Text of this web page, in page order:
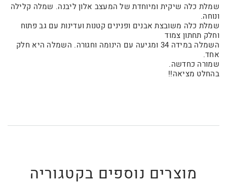
שמלת כלה שיקית ומיוחדת של המעצב אלון ליבנה. שמלה קלילה
ונוחה.
שמלת כלה משובצת אבנים ופנינים קטנות ועדינות עם גב פתוח
וחלק תחתון צמוד
השמלה במידה 34 ומגיעה עם הינומה וחגורה. השמלה היא חלק
אחד.
שמורה כחדשה.
בהחלט מציאה!!
מוצרים נוספים בקטגוריה